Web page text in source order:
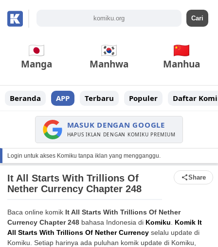
Manga Manhwa Manhua
Beranda APP Terbaru Populer Daftar
MASUK DENGAN GOOGLE
HAPUS IKLAN DENGAN KOMIKU PREMIUM
Login untuk akses Komiku tanpa iklan yang mengganggu.
It All Starts With Trillions Of
Nether Currency Chapter 248
Share
Baca online komik It All Starts With Trillions Of Nether
Currency Chapter 248 bahasa Indonesia di Komiku. Komik It
All Starts With Trillions Of Nether Currency selalu update di
Komiku. Setiap harinya ada puluhan komik update di Komiku,